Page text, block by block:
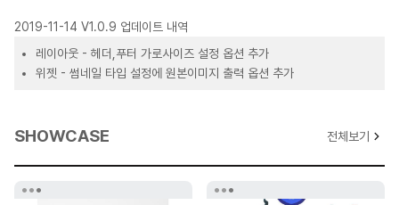
2019-11-14 V1.0.9 업데이트 내역
레이아웃 - 헤더,푸터 가로사이즈 설정 옵션 추가
위젯 - 썸네일 타입 설정에 원본이미지 출력 옵션 추가
푸터 상단 공백 부분 수정에 따른 위젯 여백 수정(위젯, 페이지,게시판을
구분하여 간격 적용)
SHOWCASE 전체보기